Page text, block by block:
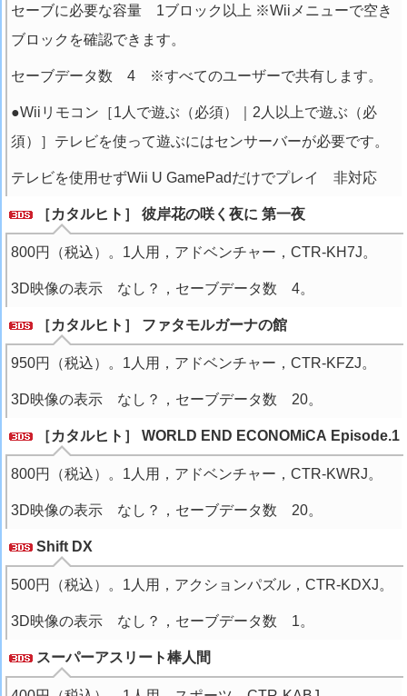
セーブに必要な容量 1ブロック以上 ※Wiiメニューで空き
ブロックを確認できます。
セーブデータ数 4 ※すべてのユーザーで共有します。
●Wiiリモコン［1人で遊ぶ（必須）｜2人以上で遊ぶ（必
須）］テレビを使って遊ぶにはセンサーバーが必要です。
テレビを使用せずWii U GamePadだけでプレイ 非対応
［カタルヒト］ 彼岸花の咲く夜に 第一夜
800円（税込）。1人用，アドベンチャー，CTR-KH7J。
3D映像の表示 なし？，セーブデータ数 4。
［カタルヒト］ ファタモルガーナの館
950円（税込）。1人用，アドベンチャー，CTR-KFZJ。
3D映像の表示 なし？，セーブデータ数 20。
［カタルヒト］ WORLD END ECONOMiCA Episode.1
800円（税込）。1人用，アドベンチャー，CTR-KWRJ。
3D映像の表示 なし？，セーブデータ数 20。
Shift DX
500円（税込）。1人用，アクションパズル，CTR-KDXJ。
3D映像の表示 なし？，セーブデータ数 1。
スーパーアスリート棒人間